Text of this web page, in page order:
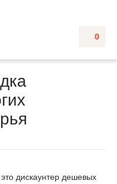
0
дискаунтер дешевых